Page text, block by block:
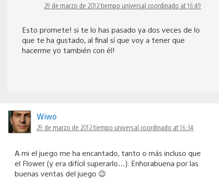
29 de marzo de 2012 tiempo universal coordinado at 16:49
Esto promete! si te lo has pasado ya dos veces de lo
que te ha gustado, al final sí que voy a tener que
hacerme yo también con él!
Wiwo
29 de marzo de 2012 tiempo universal coordinado at 16:34
A mi el juego me ha encantado, tanto o más incluso que
el Flower (y era difícil superarlo…). Enhorabuena por las
buenas ventas del juego 😉